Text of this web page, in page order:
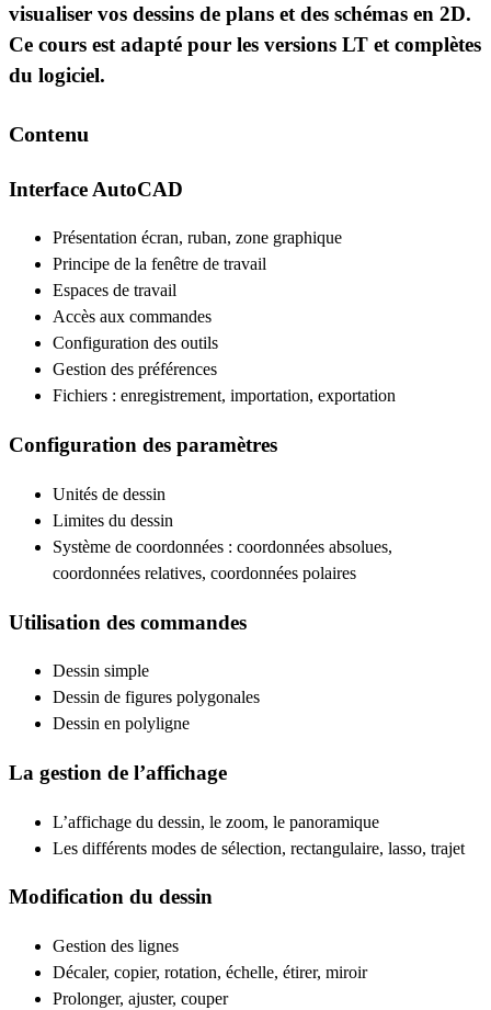
visualiser vos dessins de plans et des schémas en 2D.
Ce cours est adapté pour les versions LT et complètes
du logiciel.
Contenu
Interface AutoCAD
Présentation écran, ruban, zone graphique
Principe de la fenêtre de travail
Espaces de travail
Accès aux commandes
Configuration des outils
Gestion des préférences
Fichiers : enregistrement, importation, exportation
Configuration des paramètres
Unités de dessin
Limites du dessin
Système de coordonnées : coordonnées absolues,
coordonnées relatives, coordonnées polaires
Utilisation des commandes
Dessin simple
Dessin de figures polygonales
Dessin en polyligne
La gestion de l’affichage
L’affichage du dessin, le zoom, le panoramique
Les différents modes de sélection, rectangulaire, lasso, trajet
Modification du dessin
Gestion des lignes
Décaler, copier, rotation, échelle, étirer, miroir
Prolonger, ajuster, couper